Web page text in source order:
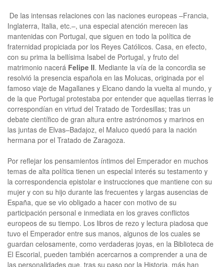
De las intensas relaciones con las naciones europeas –Francia,
Inglaterra, Italia, etc.–, una especial atención merecen las
mantenidas con Portugal, que siguen en todo la política de
fraternidad propiciada por los Reyes Católicos. Casa, en efecto,
con su prima la bellísima Isabel de Portugal, y fruto del
matrimonio nacerá Felipe II. Mediante la vía de la concordia se
resolvió la presencia española en las Molucas, originada por el
famoso viaje de Magallanes y Elcano dando la vuelta al mundo, y
de la que Portugal protestaba por entender que aquellas tierras le
correspondían en virtud del Tratado de Tordesillas; tras un
debate científico de gran altura entre astrónomos y marinos en
las juntas de Elvas–Badajoz, el Maluco quedó para la nación
hermana por el Tratado de Zaragoza.
Por reflejar los pensamientos íntimos del Emperador en muchos
temas de alta política tienen un especial interés su testamento y
la correspondencia epistolar e instrucciones que mantiene con su
mujer y con su hijo durante las frecuentes y largas ausencias de
España, que se vio obligado a hacer con motivo de su
participación personal e inmediata en los graves conflictos
europeos de su tiempo. Los libros de rezo y lectura piadosa que
tuvo el Emperador entre sus manos, algunos de los cuales se
guardan celosamente, como verdaderas joyas, en la Biblioteca de
El Escorial, pueden también acercarnos a comprender a una de
las personalidades que, tras su paso por la Historia, más han